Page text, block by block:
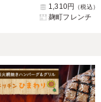
1,310円 （税込）
麹町フレンチ